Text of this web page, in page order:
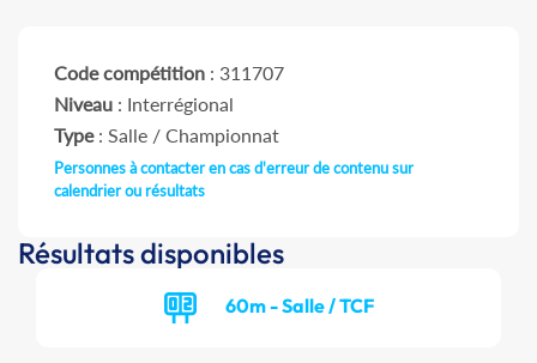
Code compétition : 311707
Niveau : Interrégional
Type: Salle / Championnat
Personnes à contacter en cas d'erreur de contenu sur
calendrier ou résultats
Résultats disponibles
60m - Salle / TCF